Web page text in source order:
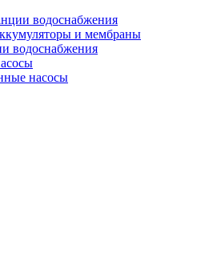
водоснабжения
и мембраны
водоснабжения
насосы